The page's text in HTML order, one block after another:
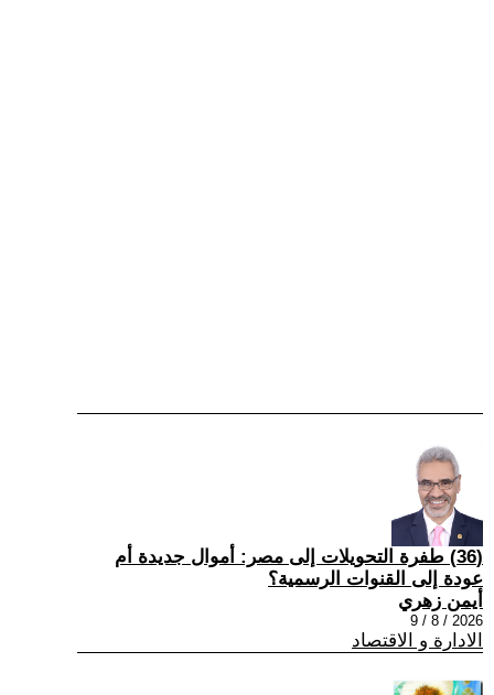
(36) طفرة التحويلات إلى مصر: أموال جديدة أم
عودة إلى القنوات الرسمية؟
أيمن زهري
2026 / 8 / 9
الادارة و الاقتصاد